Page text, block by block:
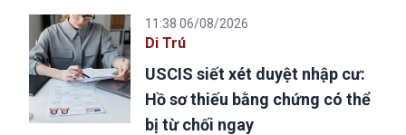
11:38 06/08/2026
Di Trú
USCIS siết xét duyệt nhập cư:
Hồ sơ thiếu bằng chứng có thể
bị từ chối ngay